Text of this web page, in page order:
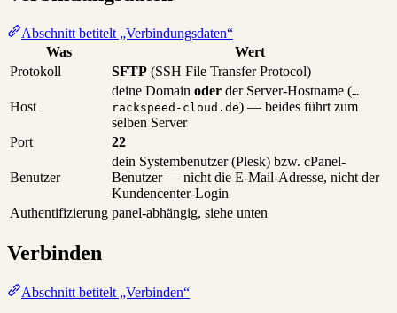
Abschnitt betitelt „Verbindungsdaten“
Was
Wert
Protokoll
SFTP (SSH File Transfer Protocol)
Host
deine Domain oder der Server-Hostname (…
rackspeed-cloud.de) — beides führt zum
selben Server
Port
22
Benutzer
dein Systembenutzer (Plesk) bzw. cPanel-
Benutzer — nicht die E-Mail-Adresse, nicht der
Kundencenter-Login
Authentifizierung panel-abhängig, siehe unten
Verbinden
Abschnitt betitelt „Verbinden“